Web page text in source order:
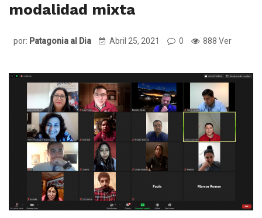
modalidad mixta
por: Patagonia al Dia Abril 25, 2021 0 888 Ver